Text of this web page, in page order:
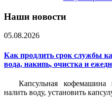
Наши новости
05.08.2026
Как продлить срок службы
вода, накипь, очистка и
Капсульная кофемашина
налить воду, установить